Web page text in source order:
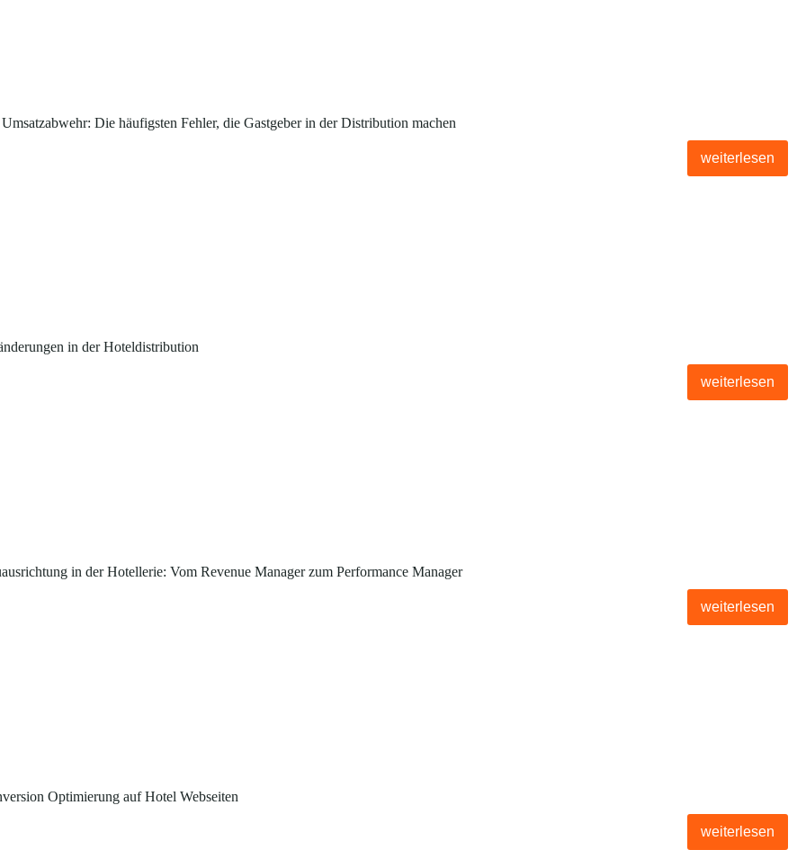
Die häufigsten Fehler, die Gastgeber in der Distribution machen
weiterlesen
in der Hoteldistribution
weiterlesen
in der Hotellerie: Vom Revenue Manager zum Performance Manager
weiterlesen
Optimierung auf Hotel Webseiten
weiterlesen